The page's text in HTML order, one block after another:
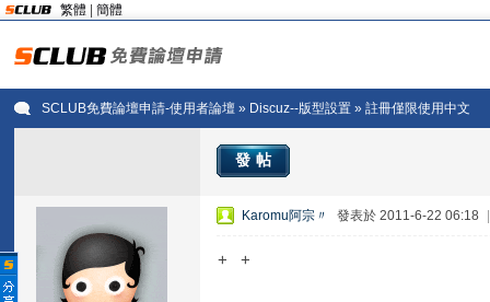
繁體 簡體
SCLUB免費論壇申請-使用者論壇 » Discuz--版型設置 » 註冊僅限使用中文
發帖
Karomu阿宗〃 發表於 2011-6-22 06:18
+ +